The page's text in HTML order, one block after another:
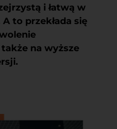
i łatwą w
to przekłada się
na wyższe